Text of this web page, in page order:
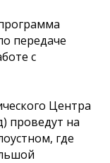
передаче
с
Центра
проведут на
где